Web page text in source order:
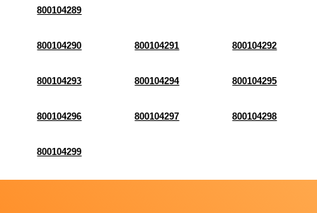
800104289
800104290 800104291 800104292
800104293 800104294 800104295
800104296 800104297 800104298
800104299